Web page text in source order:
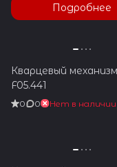
Подробнее
Кварцевый
F05.441
0 0 Нет в наличии